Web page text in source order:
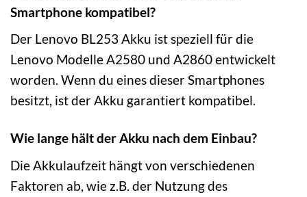
Smartphone kompatibel?
Der Lenovo BL253 Akku ist speziell für die
Lenovo Modelle A2580 und A2860 entwickelt
worden. Wenn du eines dieser Smartphones
besitzt, ist der Akku garantiert kompatibel.
Wie lange hält der Akku nach dem Einbau?
Die Akkulaufzeit hängt von verschiedenen
Faktoren ab, wie z.B. der Nutzung des